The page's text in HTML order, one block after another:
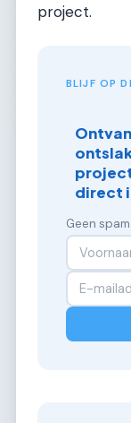
project.
BLIJF OP
direct
Geen